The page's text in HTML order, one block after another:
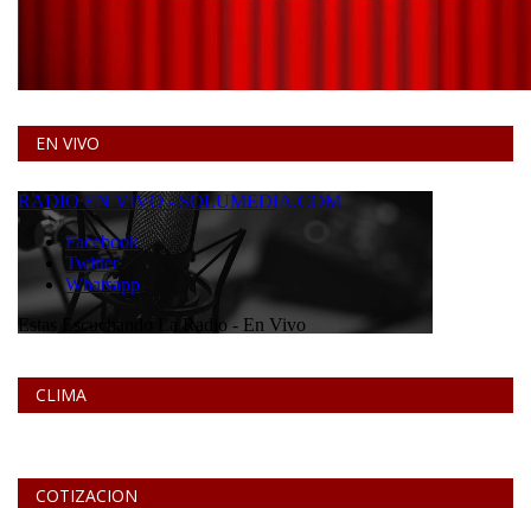
EN VIVO
CLIMA
COTIZACION